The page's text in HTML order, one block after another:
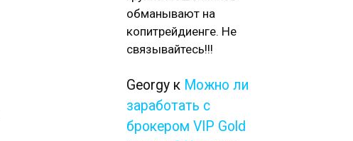
обманывают на
копитрейдиенге. Не
связывайтесь!!!
Georgy к Можно ли
заработать с
брокером VIP Gold